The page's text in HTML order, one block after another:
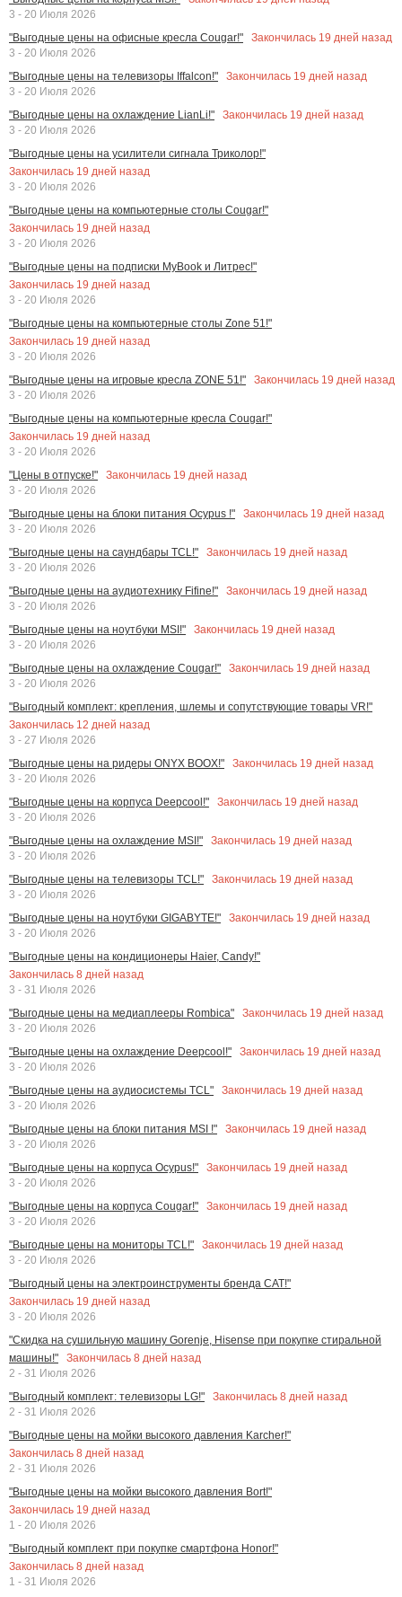
3 - 20 Июля 2026
"Выгодные цены на офисные кресла Cougar!"
Закончилась 19 дней назад
3 - 20 Июля 2026
"Выгодные цены на телевизоры Iffalcon!"
Закончилась 19 дней назад
3 - 20 Июля 2026
"Выгодные цены на охлаждение LianLi!"
Закончилась 19 дней назад
3 - 20 Июля 2026
"Выгодные цены на усилители сигнала Триколор!"
Закончилась 19 дней назад
3 - 20 Июля 2026
"Выгодные цены на компьютерные столы Cougar!"
Закончилась 19 дней назад
3 - 20 Июля 2026
"Выгодные цены на подписки MyBook и Литрес!"
Закончилась 19 дней назад
3 - 20 Июля 2026
"Выгодные цены на компьютерные столы Zone 51!"
Закончилась 19 дней назад
3 - 20 Июля 2026
"Выгодные цены на игровые кресла ZONE 51!"
Закончилась 19 дней назад
3 - 20 Июля 2026
"Выгодные цены на компьютерные кресла Cougar!"
Закончилась 19 дней назад
3 - 20 Июля 2026
"Цены в отпуске!"
Закончилась 19 дней назад
3 - 20 Июля 2026
"Выгодные цены на блоки питания Ocypus !"
Закончилась 19 дней назад
3 - 20 Июля 2026
"Выгодные цены на саундбары TCL!"
Закончилась 19 дней назад
3 - 20 Июля 2026
"Выгодные цены на аудиотехнику Fifine!"
Закончилась 19 дней назад
3 - 20 Июля 2026
"Выгодные цены на ноутбуки MSI!"
Закончилась 19 дней назад
3 - 20 Июля 2026
"Выгодные цены на охлаждение Cougar!"
Закончилась 19 дней назад
3 - 20 Июля 2026
"Выгодный комплект: крепления, шлемы и сопутствующие товары VR!"
Закончилась 12 дней назад
3 - 27 Июля 2026
"Выгодные цены на ридеры ONYX BOOX!"
Закончилась 19 дней назад
3 - 20 Июля 2026
"Выгодные цены на корпуса Deepcool!"
Закончилась 19 дней назад
3 - 20 Июля 2026
"Выгодные цены на охлаждение MSI!"
Закончилась 19 дней назад
3 - 20 Июля 2026
"Выгодные цены на телевизоры TCL!"
Закончилась 19 дней назад
3 - 20 Июля 2026
"Выгодные цены на ноутбуки GIGABYTE!"
Закончилась 19 дней назад
3 - 20 Июля 2026
"Выгодные цены на кондиционеры Haier, Candy!"
Закончилась 8 дней назад
3 - 31 Июля 2026
"Выгодные цены на медиаплееры Rombica"
Закончилась 19 дней назад
3 - 20 Июля 2026
"Выгодные цены на охлаждение Deepcool!"
Закончилась 19 дней назад
3 - 20 Июля 2026
"Выгодные цены на аудиосистемы TCL"
Закончилась 19 дней назад
3 - 20 Июля 2026
"Выгодные цены на блоки питания MSI !"
Закончилась 19 дней назад
3 - 20 Июля 2026
"Выгодные цены на корпуса Ocypus!"
Закончилась 19 дней назад
3 - 20 Июля 2026
"Выгодные цены на корпуса Cougar!"
Закончилась 19 дней назад
3 - 20 Июля 2026
"Выгодные цены на мониторы TCL!"
Закончилась 19 дней назад
3 - 20 Июля 2026
"Выгодный цены на электроинструменты бренда CAT!"
Закончилась 19 дней назад
3 - 20 Июля 2026
"Скидка на сушильную машину Gorenje, Hisense при покупке стиральной
машины!"
Закончилась 8 дней назад
2 - 31 Июля 2026
"Выгодный комплект: телевизоры LG!"
Закончилась 8 дней назад
2 - 31 Июля 2026
"Выгодные цены на мойки высокого давления Karcher!"
Закончилась 8 дней назад
2 - 31 Июля 2026
"Выгодные цены на мойки высокого давления Bort!"
Закончилась 19 дней назад
1 - 20 Июля 2026
"Выгодный комплект при покупке смартфона Honor!"
Закончилась 8 дней назад
1 - 31 Июля 2026